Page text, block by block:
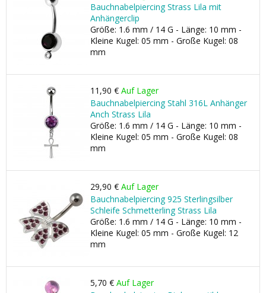
Bauchnabelpiercing Strass Lila mit
Anhängerclip
Größe: 1.6 mm / 14 G - Länge: 10 mm -
Kleine Kugel: 05 mm - Große Kugel: 08
mm
11,90 € Auf Lager
Bauchnabelpiercing Stahl 316L Anhänger
Anch Strass Lila
Größe: 1.6 mm / 14 G - Länge: 10 mm -
Kleine Kugel: 05 mm - Große Kugel: 08
mm
29,90 € Auf Lager
Bauchnabelpiercing 925 Sterlingsilber
Schleife Schmetterling Strass Lila
Größe: 1.6 mm / 14 G - Länge: 10 mm -
Kleine Kugel: 05 mm - Große Kugel: 12
mm
5,70 € Auf Lager